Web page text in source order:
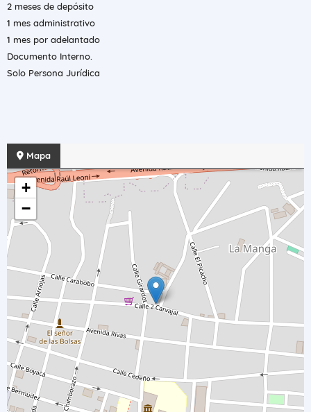
2 meses de depósito
1 mes administrativo
1 mes por adelantado
Documento Interno.
Solo Persona Jurídica
Mapa
+
−